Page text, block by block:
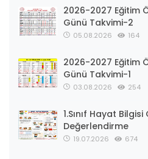
2026-2027 Eğitim
Günü Takvimi-2
05.08.2026 164
2026-2027 Eğitim
Günü Takvimi-1
03.08.2026 254
1.Sınıf Hayat Bilgisi
Değerlendirme
19.07.2026 674